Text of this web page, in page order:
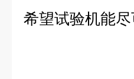
希望试验机能